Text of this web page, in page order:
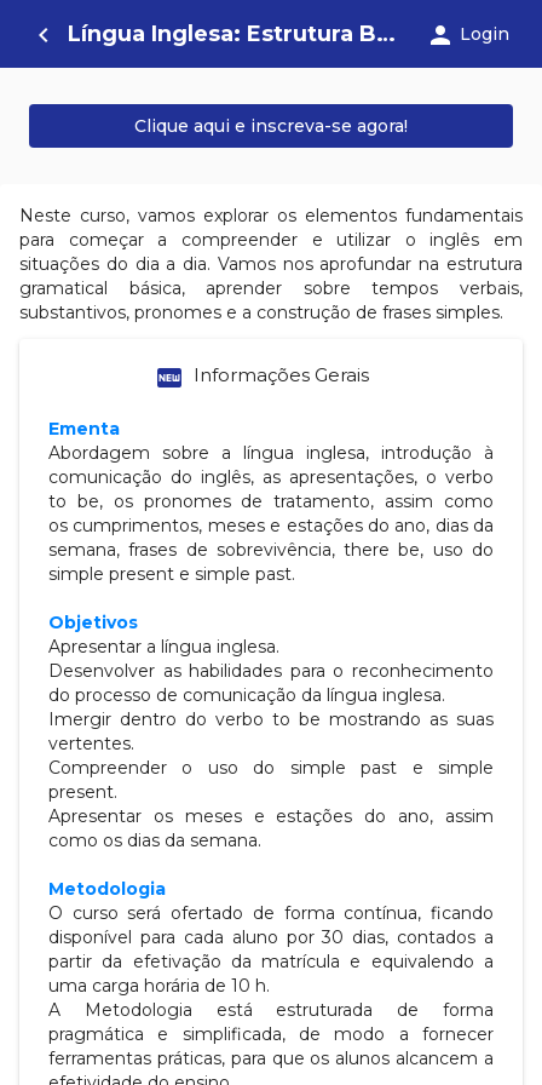
navigate_before Língua Inglesa: Estrutura Básica person Login
Clique aqui e inscreva-se agora!
Neste curso, vamos explorar os elementos fundamentais
para começar a compreender e utilizar o inglês em
situações do dia a dia. Vamos nos aprofundar na estrutura
gramatical básica, aprender sobre tempos verbais,
substantivos, pronomes e a construção de frases simples.
fiber_new Informações Gerais
Ementa
Abordagem sobre a língua inglesa, introdução à
comunicação do inglês, as apresentações, o verbo
to be, os pronomes de tratamento, assim como
os cumprimentos, meses e estações do ano, dias da
semana, frases de sobrevivência,there be, uso do
simple present e simple past.
Objetivos
Apresentar a língua inglesa.
Desenvolver as habilidades para o reconhecimento
do processo de comunicação da língua inglesa.
Imergir dentro do verbo to be mostrando as suas
vertentes.
Compreender o uso do simple past e simple
present.
Apresentar os meses e estações do ano, assim
como os dias da semana.
Metodologia
O curso será ofertado de forma contínua, ficando
disponível para cada aluno por 30 dias, contados a
partir da efetivação da matrícula e equivalendo a
uma carga horária de 10 h.
A Metodologia está estruturada de forma
pragmática e simplificada, de modo a fornecer
ferramentas práticas, para que os alunos alcancem a